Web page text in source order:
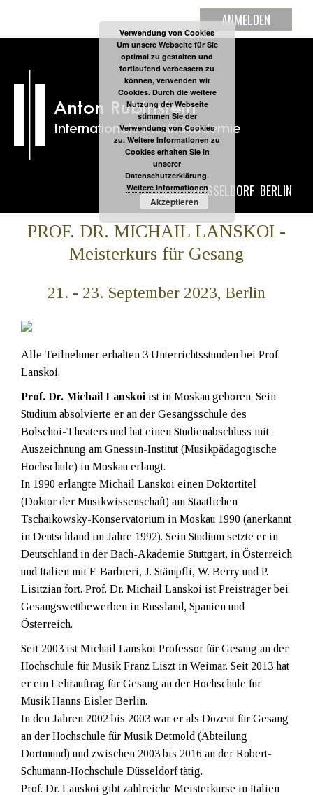
ANMELDEN
DÜSSELDORF BERLIN
PROF. DR. MICHAIL LANSKOI -
Meisterkurs für Gesang
21. - 23. September 2023, Berlin
Alle Teilnehmer erhalten 3 Unterrichtsstunden bei Prof.
Lanskoi.
Prof. Dr. Michail Lanskoi ist in Moskau geboren. Sein
Studium absolvierte er an der Gesangsschule des
Bolschoi-Theaters und hat einen Studienabschluss mit
Auszeichnung am Gnessin-Institut (Musikpädagogische
Hochschule) in Moskau erlangt.
In 1990 erlangte Michail Lanskoi einen Doktortitel
(Doktor der Musikwissenschaft) am Staatlichen
Tschaikowsky-Konservatorium in Moskau 1990 (anerkannt
in Deutschland im Jahre 1992). Sein Studium setzte er in
Deutschland in der Bach-Akademie Stuttgart, in Österreich
und Italien mit F. Barbieri, J. Stämpfli, W. Berry und P.
Lisitzian fort. Prof. Dr. Michail Lanskoi ist Preisträger bei
Gesangswettbewerben in Russland, Spanien und
Österreich.
Seit 2003 ist Michail Lanskoi Professor für Gesang an der
Hochschule für Musik Franz Liszt in Weimar. Seit 2013 hat
er ein Lehrauftrag für Gesang an der Hochschule für
Musik Hanns Eisler Berlin.
In den Jahren 2002 bis 2003 war er als Dozent für Gesang
an der Hochschule für Musik Detmold (Abteilung
Dortmund) und zwischen 2003 bis 2016 an der Robert-
Schumann-Hochschule Düsseldorf tätig.
Prof. Dr. Lanskoi gibt zahlreiche Meisterkurse in Italien
Verwendung von Cookies
Um unsere Webseite für Sie
optimal zu gestalten und
fortlaufend verbessern zu
können, verwenden wir
Cookies. Durch die weitere
Nutzung der Webseite
stimmen Sie der
Verwendung von Cookies
zu. Weitere Informationen zu
Cookies erhalten Sie in
unserer
Datenschutzerklärung.
Weitere Informationen
Akzeptieren